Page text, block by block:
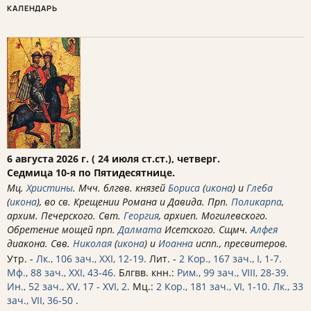
КАЛЕНДАРЬ
6 августа 2026 г. ( 24 июля ст.ст.), четверг.
Седмица 10-я по Пятидесятнице.
Мц.Христины. Мчч. блгвв. князей Бориса (икона) и Глеба
(икона), во св. Крещении Романа и Давида. Прп. Поликарпа,
архим. Печерского. Свт. Георгия, архиеп. Могилевского.
Обретение мощей прп.Далмата Исетского. Сщмч.Алфея
диакона. Свв. Николая (икона) и Иоанна испп., пресвитеров.
Утр. - Лк., 106 зач., XXI, 12-19. Лит. - 2 Кор., 167 зач., I, 1-7.
Мф., 88 зач., XXI, 43-46. Блгвв. кнн.: Рим., 99 зач., VIII, 28-39.
Ин., 52 зач., XV, 17 - XVI, 2. Мц.: 2 Кор., 181 зач., VI, 1-10. Лк., 33
зач., VII, 36-50 .